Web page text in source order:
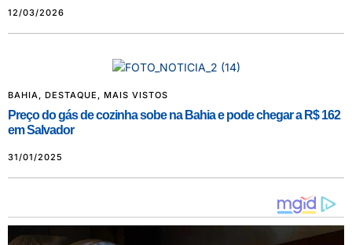
12/03/2026
BAHIA DESTAQUE MAIS VISTOS
Preço do gás de cozinha sobe na Bahia e pode chegar a R$ 162
em Salvador
31/01/2025